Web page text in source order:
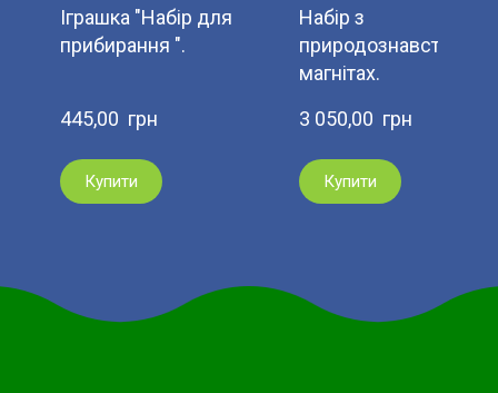
Іграшка "Набір для
прибирання ".
445,00  грн
Купити
Набір з
природознавства на
магнітах.
3 050,00  грн
Купити